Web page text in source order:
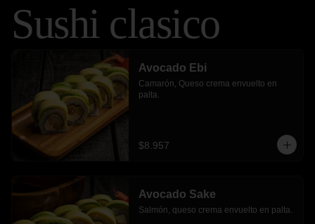
Sushi clasico
Avocado Ebi
Camarón, Queso crema envuelto en
palta.
$8.957
Avocado Sake
Salmón, queso crema envuelto en palta.